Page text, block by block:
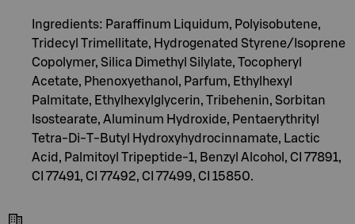
Ingredients: Paraffinum Liquidum, Polyisobutene,
Tridecyl Trimellitate, Hydrogenated Styrene/Isoprene
Copolymer, Silica Dimethyl Silylate, Tocopheryl
Acetate, Phenoxyethanol, Parfum, Ethylhexyl
Palmitate, Ethylhexylglycerin, Tribehenin, Sorbitan
Isostearate, Aluminum Hydroxide, Pentaerythrityl
Tetra-Di-T-Butyl Hydroxyhydrocinnamate, Lactic
Acid, Palmitoyl Tripeptide-1, Benzyl Alcohol, CI 77891,
CI 77491, CI 77492, CI 77499, CI 15850.